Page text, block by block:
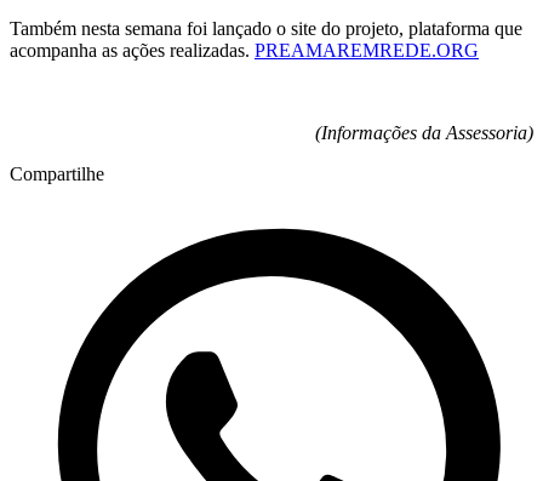
Também nesta semana foi lançado o site do projeto, plataforma que
acompanha as ações realizadas. PREAMAREMREDE.ORG
(Informações da Assessoria)
Compartilhe